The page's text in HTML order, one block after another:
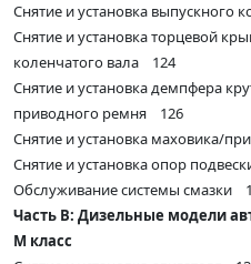
Снятие и установка выпускного
Снятие и установка торцевой
коленчатого вала 124
Снятие и установка демпфера
приводного ремня 126
Снятие и установка маховика/
Снятие и установка опор
Обслуживание системы смазки
Часть В: Дизельные модели
M класс